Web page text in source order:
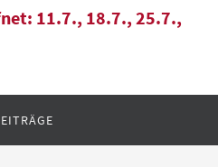
11.7., 18.7., 25.7.,